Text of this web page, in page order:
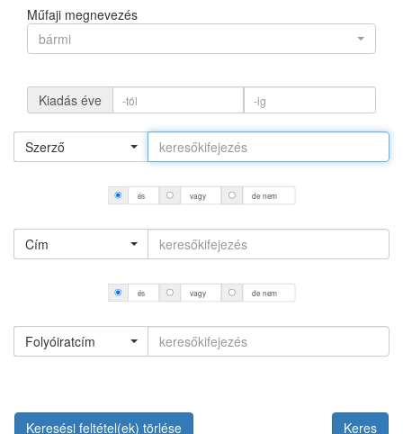
Műfaji megnevezés
bármi
Kiadás éve
Szerző
és vagy de nem
Cím
és vagy de nem
Folyóiratcím
Keresési feltétel(ek) törlése